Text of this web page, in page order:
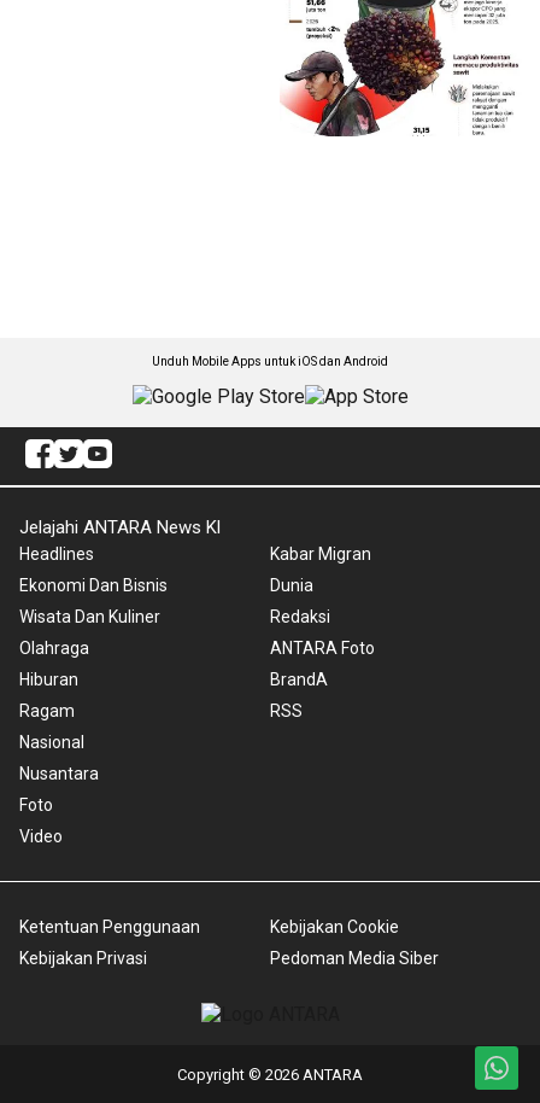
Unduh Mobile Apps untuk iOS dan Android
Jelajahi ANTARA News Kl
Headlines
Ekonomi Dan Bisnis
Wisata Dan Kuliner
Olahraga
Hiburan
Ragam
Nasional
Nusantara
Foto
Video
Kabar Migran
Dunia
Redaksi
ANTARA Foto
BrandA
RSS
Ketentuan Penggunaan
Kebijakan Privasi
Kebijakan Cookie
Pedoman Media Siber
Copyright © 2026 ANTARA